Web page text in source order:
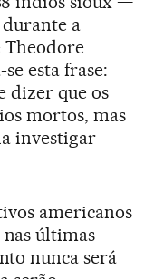
a
Theodore
esta frase:
dizer que os
mortos, mas
investigar
americanos
últimas
nunca será